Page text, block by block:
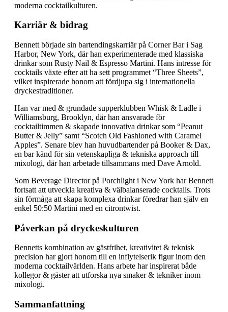
moderna cocktailkulturen.
Karriär & bidrag
Bennett började sin bartendingskarriär på Corner Bar i Sag
Harbor, New York, där han experimenterade med klassiska
drinkar som Rusty Nail & Espresso Martini. Hans intresse för
cocktails växte efter att ha sett programmet “Three Sheets”,
vilket inspirerade honom att fördjupa sig i internationella
dryckestraditioner.
Han var med & grundade supperklubben Whisk & Ladle i
Williamsburg, Brooklyn, där han ansvarade för
cocktailtimmen & skapade innovativa drinkar som “Peanut
Butter & Jelly” samt “Scotch Old Fashioned with Caramel
Apples”. Senare blev han huvudbartender på Booker & Dax,
en bar känd för sin vetenskapliga & tekniska approach till
mixologi, där han arbetade tillsammans med Dave Arnold.
Som Beverage Director på Porchlight i New York har Bennett
fortsatt att utveckla kreativa & välbalanserade cocktails. Trots
sin förmåga att skapa komplexa drinkar föredrar han själv en
enkel 50:50 Martini med en citrontwist.
Påverkan på dryckeskulturen
Bennetts kombination av gästfrihet, kreativitet & teknisk
precision har gjort honom till en inflytelserik figur inom den
moderna cocktailvärlden. Hans arbete har inspirerat både
kollegor & gäster att utforska nya smaker & tekniker inom
mixologi.
Sammanfattning